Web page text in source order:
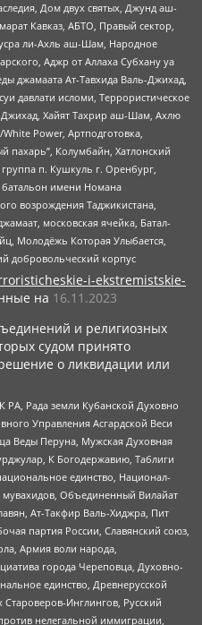
Дом двух святых, Джунд аш-
Кавказ, АБТО, Правый сектор,
ли-Ахль аш-Шам, Народное
Аджр от Аллаха Субхану уа
джамаата Ат-Тавхида Валь-Джихад,
давлати исломи, Террористическое
Джихад, Хайят Тахрир аш-Шам, Ахлю
Power, Артподготовка,
пахарь”, Колумбайн, Хатлонский
п. Кушкуль г. Оренбург,
батальон имени Номана
возрождения Таджикистана,
московская ячейка, Батал-
Молодёжь Которая Улыбается,
добровольческий корпус
i-ekstremistskie-
на 16.11.2023
и религиозных
судом принято
о ликвидации или
РА, Рада земли Кубанской Духовно
Управления Асгардской Веси
Веды Перуна, Мужская Духовная
К Богодержавию, Таблиги
единство, Национал-
мувахидов, Объединенный Вилайат
Ат-Такфир Валь-Хиджра, Пит
партия России, Славянский союз,
Армия воли народа,
города Череповца, Духовно-
единство, Древнерусской
Инглингов, Русский
нелегальной иммиграции,